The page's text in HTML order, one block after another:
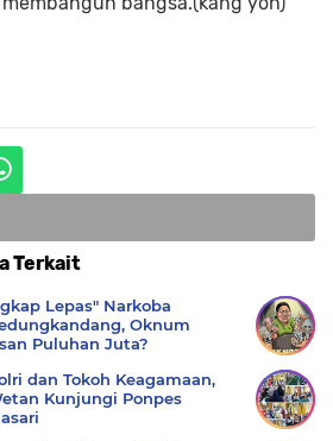
Terkait
Lepas" Narkoba
Oknum
Puluhan Juta?
dan Tokoh Keagamaan,
Kunjungi Ponpes